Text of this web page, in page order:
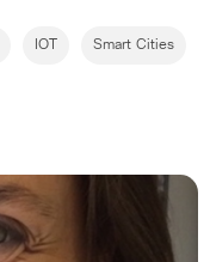
IOT Smart Cities